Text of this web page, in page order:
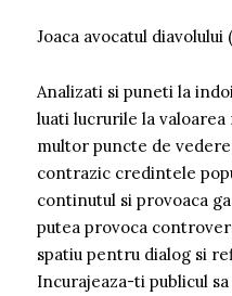
Joaca avocatul
Analizati si puneti la
luati lucrurile la
multor puncte de
contrazic credintele
continutul si provoaca
putea provoca
spatiu pentru dialog si
Incurajeaza-ti publicul